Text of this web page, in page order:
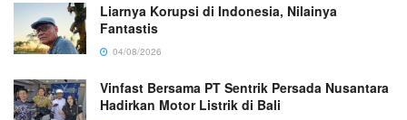
Liarnya Korupsi di Indonesia, Nilainya
Fantastis
04/08/2026
Vinfast Bersama PT Sentrik Persada Nusantara
Hadirkan Motor Listrik di Bali